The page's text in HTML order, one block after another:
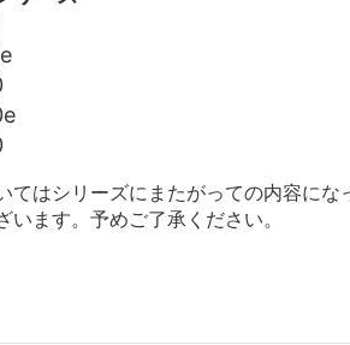
てはシリーズにまたがっての内容に
ます。予めご了承ください。